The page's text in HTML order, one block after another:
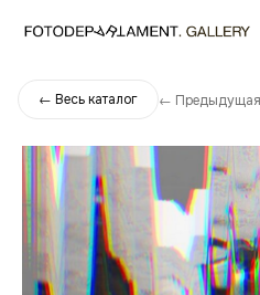
← Весь каталог ← Предыдущая